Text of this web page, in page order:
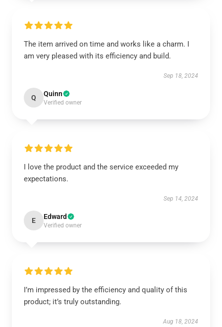
The item arrived on time and works like a charm. I
am very pleased with its efficiency and build.
Sep 18, 2024
Q Quinn
Verified owner
I love the product and the service exceeded my
expectations.
Sep 14, 2024
E Edward
Verified owner
I’m impressed by the efficiency and quality of this
product; it’s truly outstanding.
Aug 18, 2024